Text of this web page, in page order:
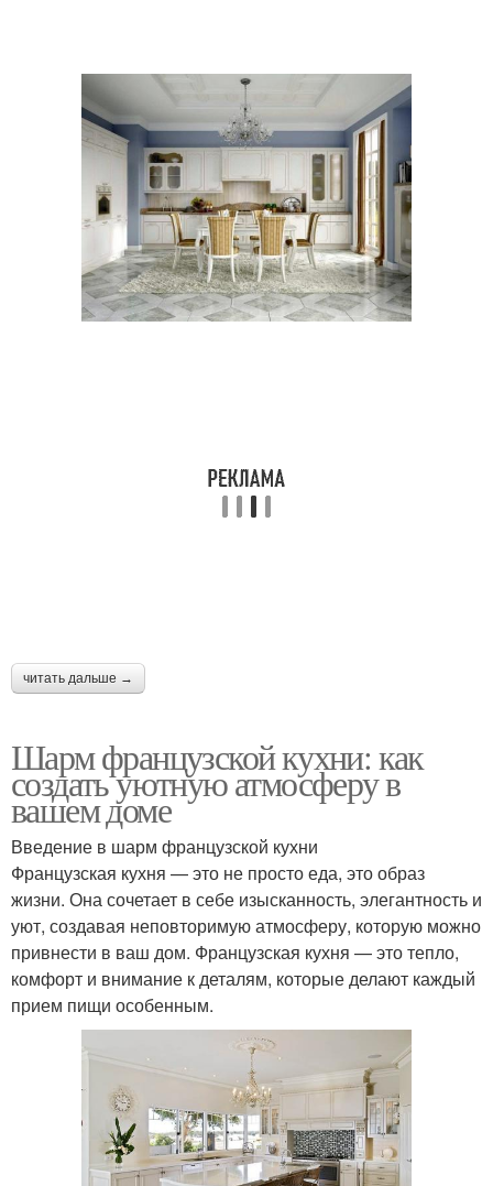
читать дальше →
Шарм французской кухни: как
создать уютную атмосферу в
вашем доме
Введение в шарм французской кухни
Французская кухня — это не просто еда, это образ
жизни. Она сочетает в себе изысканность, элегантность и
уют, создавая неповторимую атмосферу, которую можно
привнести в ваш дом. Французская кухня — это тепло,
комфорт и внимание к деталям, которые делают каждый
прием пищи особенным.